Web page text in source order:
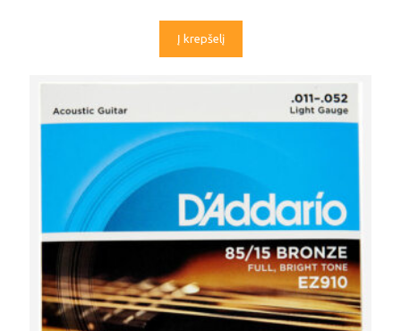
Į krepšelį